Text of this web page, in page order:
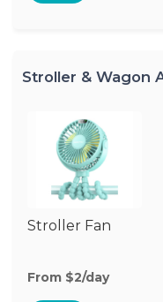
Stroller & Wagon
Stroller Fan
From $2/day